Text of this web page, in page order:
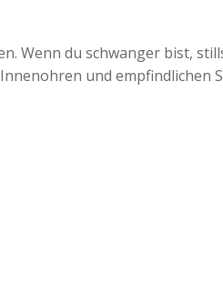
Wenn du schwanger bist,
und empfindlichen